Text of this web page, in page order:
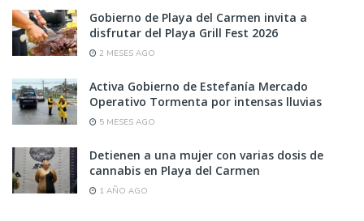
Gobierno de Playa del Carmen invita a
disfrutar del Playa Grill Fest 2026
2 MESES AGO
Activa Gobierno de Estefanía Mercado
Operativo Tormenta por intensas lluvias
5 MESES AGO
Detienen a una mujer con varias dosis de
cannabis en Playa del Carmen
1 AÑO AGO